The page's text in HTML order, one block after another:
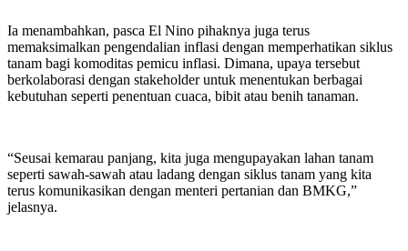
Ia menambahkan, pasca El Nino pihaknya juga terus
memaksimalkan pengendalian inflasi dengan memperhatikan siklus
tanam bagi komoditas pemicu inflasi. Dimana, upaya tersebut
berkolaborasi dengan stakeholder untuk menentukan berbagai
kebutuhan seperti penentuan cuaca, bibit atau benih tanaman.
“Seusai kemarau panjang, kita juga mengupayakan lahan tanam
seperti sawah-sawah atau ladang dengan siklus tanam yang kita
terus komunikasikan dengan menteri pertanian dan BMKG,”
jelasnya.